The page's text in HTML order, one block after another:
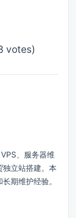
votes)
、服务器维
立站搭建。本
期维护经验。